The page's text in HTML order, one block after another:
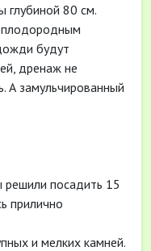
глубиной 80 см.
плодородным
будут
дренаж не
А замульчированный
посадить 15
прилично
и мелких камней.